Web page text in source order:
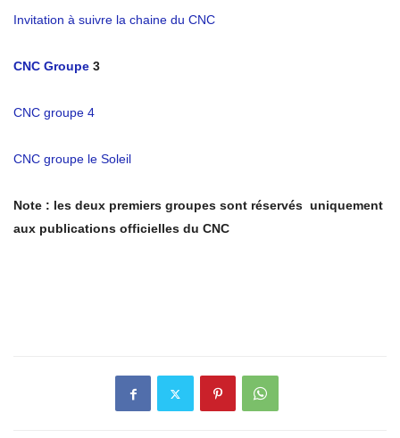
Invitation à suivre la chaine du CNC
CNC Groupe 3
CNC groupe 4
CNC groupe le Soleil
Note : les deux premiers groupes sont réservés uniquement
aux publications officielles du CNC